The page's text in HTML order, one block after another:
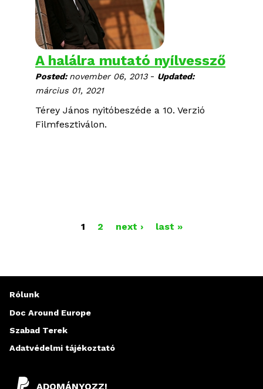
A halálra mutató nyílvessző
Posted:november 06, 2013 - Updated:
március 01, 2021
Térey János nyitóbeszéde a 10. Verzió
Filmfesztiválon.
D
A
L
A
1 2 next › last »
ADOMÁNYOZZ!
Rólunk
Doc Around Europe
Szabad Terek
Adatvédelmi tájékoztató